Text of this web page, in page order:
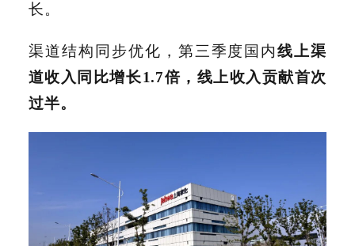
长。
渠道结构同步优化，第三季度国内线上渠
道收入同比增长1.7倍，线上收入贡献首次
过半。